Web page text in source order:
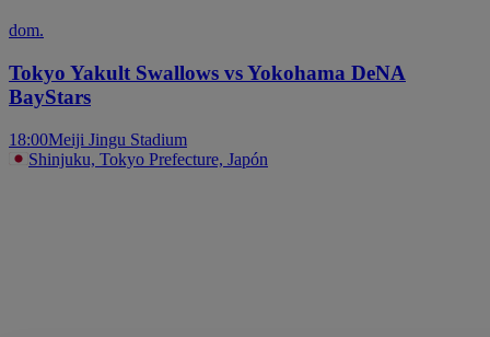
dom.
Tokyo Yakult Swallows vs Yokohama DeNA
BayStars
18:00Meiji Jingu Stadium
Shinjuku, Tokyo Prefecture, Japón